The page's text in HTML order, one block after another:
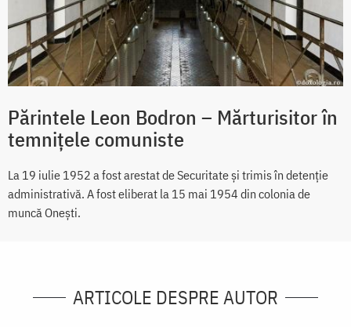
Părintele Leon Bodron – Mărturisitor în
temnițele comuniste
La 19 iulie 1952 a fost arestat de Securitate și trimis în detenție
administrativă. A fost eliberat la 15 mai 1954 din colonia de
muncă Onești.
ARTICOLE DESPRE AUTOR